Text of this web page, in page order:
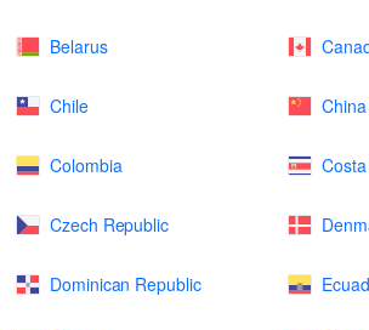
Belarus
Chile China
Colombia
Czech Republic
Dominican Republic